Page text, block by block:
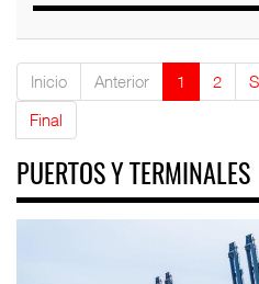
Inicio Anterior 1 2
Final
PUERTOS Y TERMINALES